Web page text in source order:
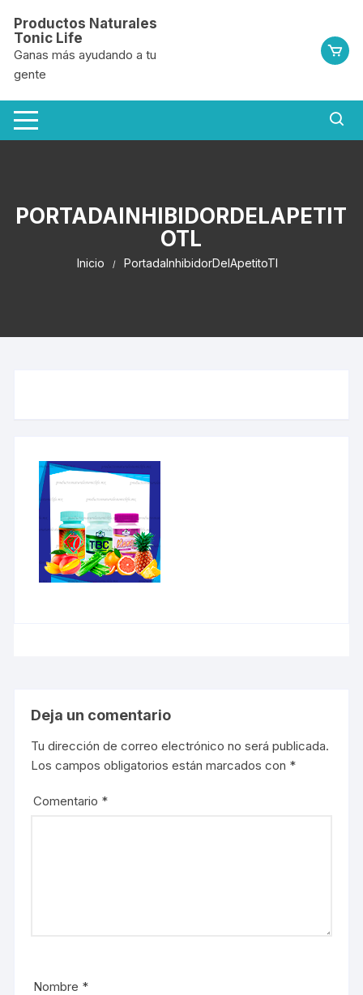
contenido
Productos Naturales
Tonic Life
Ganas más ayudando a tu
gente
PORTADAINHIBIDORDELAPETIT
OTL
Inicio PortadaInhibidorDelApetitoTl
Deja un comentario
Tu dirección de correo electrónico no será publicada.
Los campos obligatorios están marcados con *
Comentario *
Nombre *